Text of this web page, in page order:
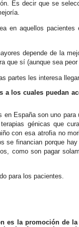
Es decir que se
en aquellos
depende de la
que sí (aunque sea peor
partes les interesa
los cuales puedan
España son uno
génicas que
con esa atrofia no
se financian porque
como son pagar
para los pacientes.
es la promoción de